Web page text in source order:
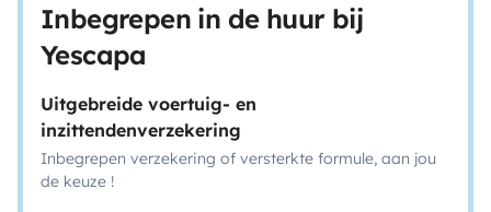
Inbegrepen in de huur bij
Yescapa
Uitgebreide voertuig- en
inzittendenverzekering
Inbegrepen verzekering of versterkte formule, aan jou
de keuze !